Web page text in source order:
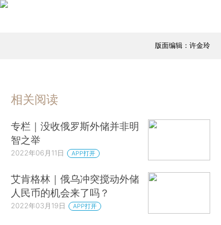
版面编辑：许金玲
相关阅读
专栏｜没收俄罗斯外储并非明
智之举
2022年06月11日 APP打开
艾肯格林｜俄乌冲突搅动外储
人民币的机会来了吗？
2022年03月19日 APP打开